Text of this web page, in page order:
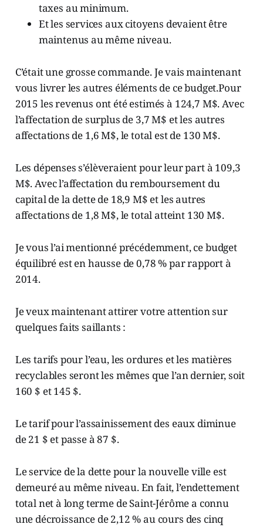
taxes au minimum.
Et les services aux citoyens devaient être
maintenus au même niveau.
C’était une grosse commande. Je vais maintenant
vous livrer les autres éléments de ce budget.Pour
2015 les revenus ont été estimés à 124,7 M$. Avec
l’affectation de surplus de 3,7 M$ et les autres
affectations de 1,6 M$, le total est de 130 M$.
Les dépenses s’élèveraient pour leur part à 109,3
M$. Avec l’affectation du remboursement du
capital de la dette de 18,9 M$ et les autres
affectations de 1,8 M$, le total atteint 130 M$.
Je vous l’ai mentionné précédemment, ce budget
équilibré est en hausse de 0,78 % par rapport à
2014.
Je veux maintenant attirer votre attention sur
quelques faits saillants :
Les tarifs pour l’eau, les ordures et les matières
recyclables seront les mêmes que l’an dernier, soit
160 $ et 145 $.
Le tarif pour l’assainissement des eaux diminue
de 21 $ et passe à 87 $.
Le service de la dette pour la nouvelle ville est
demeuré au même niveau. En fait, l’endettement
total net à long terme de Saint-Jérôme a connu
une décroissance de 2,12 % au cours des cinq